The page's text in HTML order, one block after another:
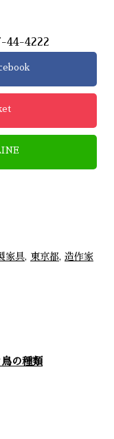
44-4222
家具 東京都
造作家
の種類